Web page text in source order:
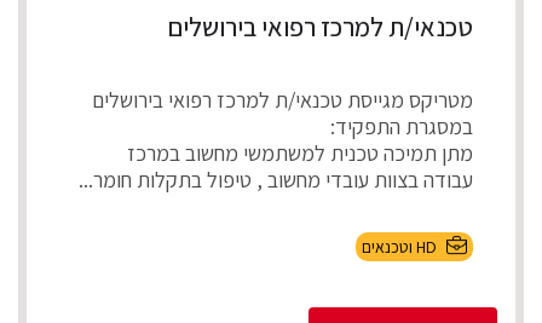
טכנאי/ת למרכז רפואי בירושלים
מטריקס מגייסת טכנאי/ת למרכז רפואי בירושלים
במסגרת התפקיד:
מתן תמיכה טכנית למשתמשי מחשוב במרכז
עבודה בצוות עובדי מחשוב , טיפול בתקלות חומר...
HD וטכנאים